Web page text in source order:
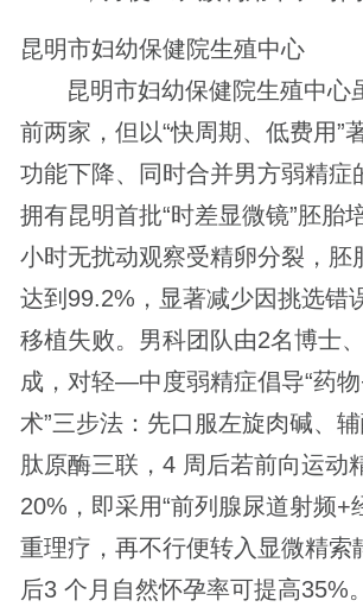
昆明市妇幼保健院生殖中心
昆明市妇幼保健院生殖中心
前两家，但以“快周期、低费用”
功能下降、同时合并男方弱精症
拥有昆明首批“时差显微镜”胚胎
小时无扰动观察受精卵分裂，胚
达到99.2%，显著减少因挑选错
移植失败。男科团队由2名博士
成，对轻—中度弱精症倡导“药
术”三步法：先口服左旋肉碱、
肽原酶三联，4 周后若前向运动
20%，即采用“前列腺尿道射频+
重理疗，再不行便转入显微精索
后3 个月自然怀孕率可提高35%